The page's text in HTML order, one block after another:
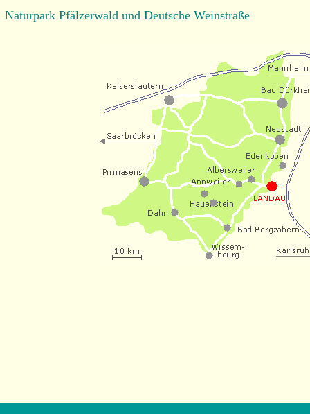
Naturpark Pfälzerwald und Deutsche Weinstraße